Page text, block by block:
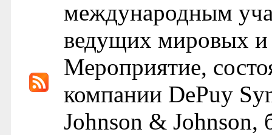
международным
ведущих мировых и
Мероприятие,
компании DePuy
Johnson & Johnson,